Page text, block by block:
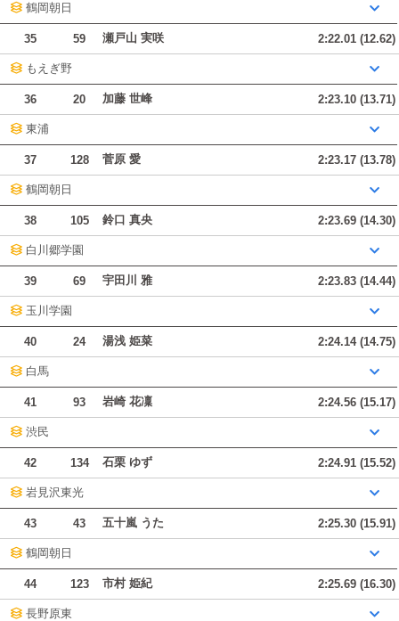
鶴岡朝日
35 59 瀬戸山 実咲 2:22.01 (12.62)
もえぎ野
36 20 加藤 世峰 2:23.10 (13.71)
東浦
37 128 菅原 愛 2:23.17 (13.78)
鶴岡朝日
38 105 鈴口 真央 2:23.69 (14.30)
白川郷学園
39 69 宇田川 雅 2:23.83 (14.44)
玉川学園
40 24 湯浅 姫菜 2:24.14 (14.75)
白馬
41 93 岩崎 花凜 2:24.56 (15.17)
渋民
42 134 石栗 ゆず 2:24.91 (15.52)
岩見沢東光
43 43 五十嵐 うた 2:25.30 (15.91)
鶴岡朝日
44 123 市村 姫紀 2:25.69 (16.30)
長野原東